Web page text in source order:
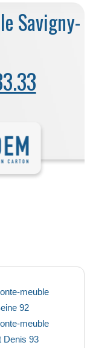
Savigny-
meuble
92
meuble
Denis 93